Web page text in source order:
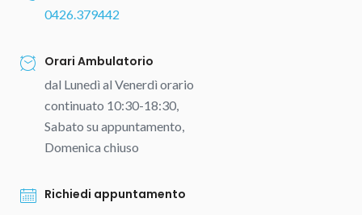
0426.379442
Orari Ambulatorio
dal Lunedì al Venerdì orario
continuato 10:30-18:30,
Sabato su appuntamento,
Domenica chiuso
Richiedi appuntamento